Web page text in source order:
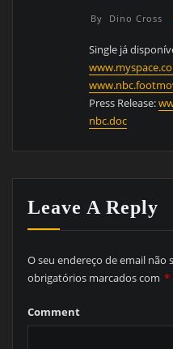
By Dino Cross
Single já
Press Release:
nbc.doc
Leave A Reply
O seu endereço de email não
obrigatórios marcados com *
Comment